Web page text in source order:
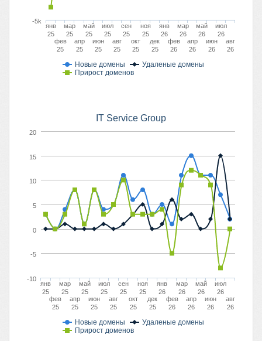
Новые домены
Удаленые домены
Прирост доменов
янв
25
фев
25
мар
25
апр
25
май
25
июн
25
июл
25
авг
25
сен
25
окт
25
ноя
25
дек
25
янв
26
фев
26
мар
26
апр
26
май
26
июн
26
июл
26
авг
26
-5k
IT Service Group
Новые домены
Удаленые домены
Прирост доменов
янв
25
фев
25
мар
25
апр
25
май
25
июн
25
июл
25
авг
25
сен
25
окт
25
ноя
25
дек
25
янв
26
фев
26
мар
26
апр
26
май
26
июн
26
июл
26
авг
26
-10
-5
0
5
10
15
20